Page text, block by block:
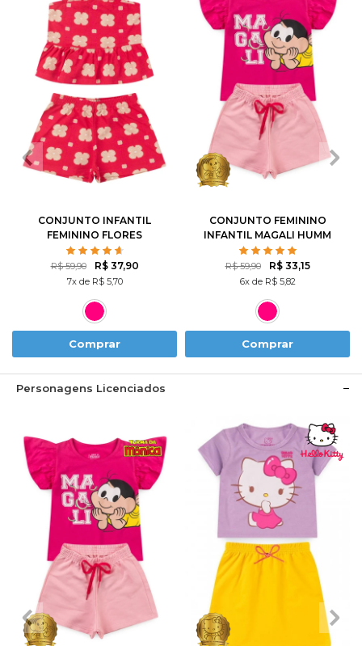
2 3 8
CONJUNTO INFANTIL
FEMININO FLORES
ROTATIVAS
R$ 59,90 R$ 37,90
7x de R$ 5,70
Comprar
1 6
CONJUNTO FEMININO
INFANTIL MAGALI HUMM
AMO MELANCIA- TURMA
DA MÔNICA
R$ 59,90 R$ 33,15
6x de R$ 5,82
Comprar
Personagens Licenciados
1 6 1 6